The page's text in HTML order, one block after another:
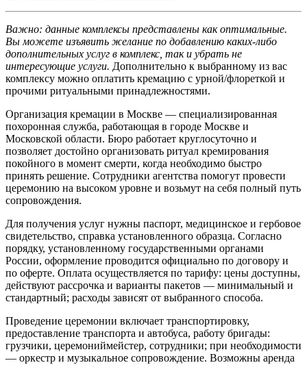
Важно: данные комплексы представлены как оптимальные.
Вы можете изъявить желание по добавлению каких-либо
дополнительных услуг в комплекс, так и убрать не
интересующие услуги. Дополнительно к выбранному из вас
комплексу можно оплатить кремацию с урной/флореткой и
прочими ритуальными принадлежностями.
Организация кремации в Москве — специализированная
похоронная служба, работающая в городе Москве и
Московской области. Бюро работает круглосуточно и
позволяет достойно организовать ритуал кремирования
покойного в момент смерти, когда необходимо быстро
принять решение. Сотрудники агентства помогут провести
церемонию на высоком уровне и возьмут на себя полный путь
сопровождения.
Для получения услуг нужны паспорт, медицинское и гербовое
свидетельство, справка установленного образца. Согласно
порядку, установленному государственными органами
России, оформление проводится официально по договору и
по оферте. Оплата осуществляется по тарифу: цены доступны,
действуют рассрочка и варианты пакетов — минимальный и
стандартный; расходы зависят от выбранного способа.
Проведение церемонии включает транспортировку,
предоставление транспорта и автобуса, работу бригады:
грузчики, церемониймейстер, сотрудники; при необходимости
— оркестр и музыкальное сопровождение. Возможны аренда